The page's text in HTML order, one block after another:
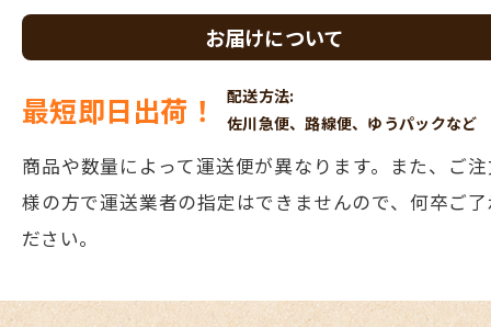
お届けについて
最短即日出荷！
配送方法:
佐川急便、路線便、ゆうパックなど
商品や数量によって運送便が異なります。また、ご
様の方で運送業者の指定はできませんので、何卒ご
ださい。